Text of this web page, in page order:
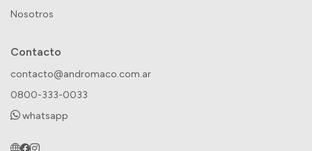
Nosotros
Contacto
contacto@andromaco.com.ar
0800-333-0033
whatsapp